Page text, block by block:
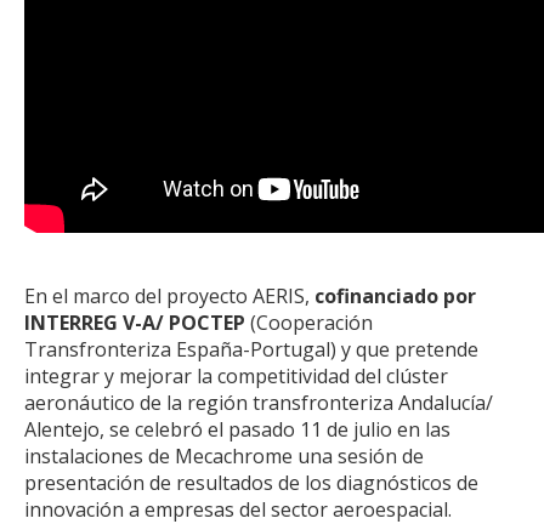
En el marco del proyecto AERIS, cofinanciado por
INTERREG V-A/ POCTEP (Cooperación
Transfronteriza España-Portugal) y que pretende
integrar y mejorar la competitividad del clúster
aeronáutico de la región transfronteriza Andalucía/
Alentejo, se celebró el pasado 11 de julio en las
instalaciones de Mecachrome una sesión de
presentación de resultados de los diagnósticos de
innovación a empresas del sector aeroespacial.